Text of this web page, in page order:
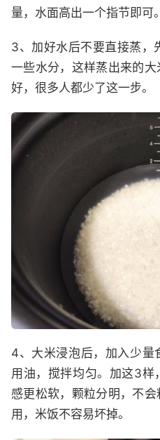
量，水面高出一个指节即可。
3、加好水后不要直接蒸，
一些水分，这样蒸出来的
好，很多人都少了这一步。
4、大米浸泡后，加入少量
用油，搅拌均匀。加这3样
感更松软，颗粒分明，不
用，米饭不容易坏掉。